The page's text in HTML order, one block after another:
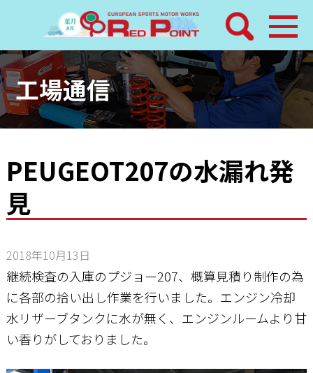
検索
ホーム
トピックス
レッドポイントパーツ
店舗案内
工場通信
工場通信
PEUGEOT207の水漏れ発
見
2018年10月13日
継続検査の入庫のプジョー207、概算見積り制作の為
に各部の拾い出し作業を行いました。エンジン冷却
水リザーブタンクに水が無く、エンジンルームより甘
い香りがしておりました。